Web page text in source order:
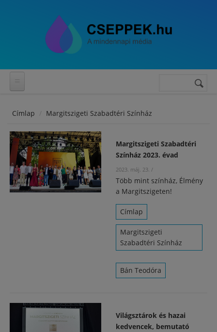
Keresés
Címlap Margitszigeti Szabadtéri Színház
Margitszigeti Szabadtéri
Színház 2023. évad
2023. máj. 23. /
Több mint színház, Élmény
a Margitszigeten!
Címlap
Margitszigeti
Szabadtéri Színház
Bán Teodóra
Világsztárok és hazai
kedvencek, bemutató